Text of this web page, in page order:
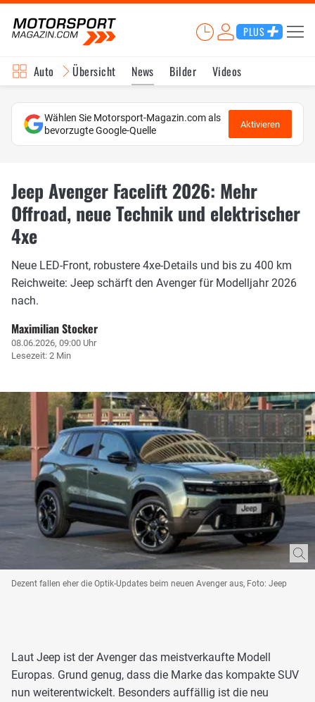
PLUS
Auto Übersicht News Bilder Videos
Wählen Sie Motorsport-Magazin.com als
bevorzugte Google-Quelle
Aktivieren
Jeep Avenger Facelift 2026: Mehr
Offroad, neue Technik und elektrischer
4xe
Neue LED-Front, robustere 4xe-Details und bis zu 400 km
Reichweite: Jeep schärft den Avenger für Modelljahr 2026
nach.
Maximilian Stocker
08.06.2026, 09:00 Uhr
Lesezeit: 2 Min
Dezent fallen eher die Optik-Updates beim neuen Avenger aus, Foto: Jeep
Laut Jeep ist der Avenger das meistverkaufte Modell
Europas. Grund genug, dass die Marke das kompakte SUV
nun weiterentwickelt. Besonders auffällig ist die neu